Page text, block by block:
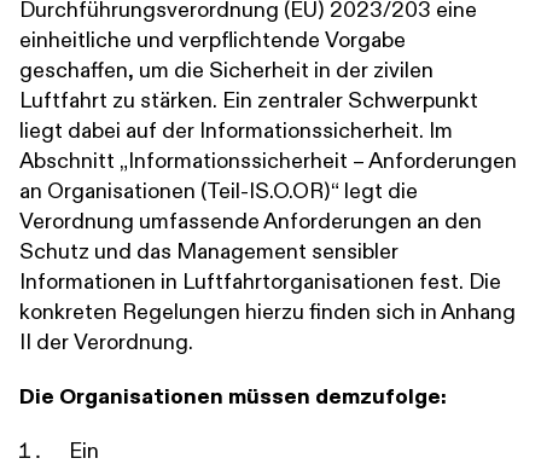
Durchführungsverordnung (EU) 2023/203 eine
einheitliche und verpflichtende Vorgabe
geschaffen, um die Sicherheit in der zivilen
Luftfahrt zu stärken. Ein zentraler Schwerpunkt
liegt dabei auf der Informationssicherheit. Im
Abschnitt „Informationssicherheit – Anforderungen
an Organisationen (Teil-IS.O.OR)“ legt die
Verordnung umfassende Anforderungen an den
Schutz und das Management sensibler
Informationen in Luftfahrtorganisationen fest. Die
konkreten Regelungen hierzu finden sich in Anhang
II der Verordnung.
Die Organisationen müssen demzufolge:
Ein